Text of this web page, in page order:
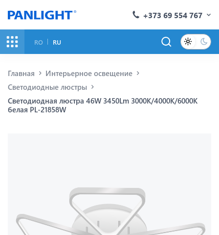
+373 69 554 767
RO RU
Главная
Интерьерное освещение
Светодиодные люстры
Светодиодная люстра 46W 3450Lm 3000K/4000K/6000K
белая PL-21858W